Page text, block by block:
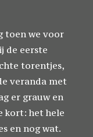
toen we voor
de eerste
torentjes,
veranda met
er grauw en
kort: het hele
en nog wat.